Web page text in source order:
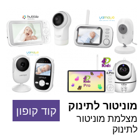
מוניטור לתינוק
מצלמת מוניטור
לתינוק
קוד קופון